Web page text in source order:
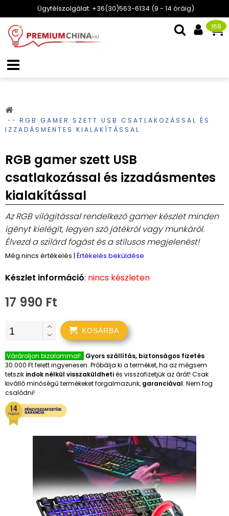
Ügyfélszolgálat: +36(30)563-6134 (9 - 14 óráig)
168
RGB GAMER SZETT USB CSATLAKOZÁSSAL ÉS
IZZADÁSMENTES KIALAKÍTÁSSAL
RGB gamer szett USB
csatlakozással és izzadásmentes
kialakítással
Az RGB világítással rendelkező gamer készlet minden
igényt kielégít, legyen szó játékról vagy munkáról.
Élvezd a szilárd fogást és a stílusos megjelenést!
Még nincs értékelés | Értékelés beküldése
Készlet információ: nincs készleten
17 990 Ft
KOSÁRBA
Várároljon bizalommal!
Gyors szállítás, biztonságos fizetés
30.000 Ft felett ingyenesen. Próbálja ki a terméket, ha az mégsem
tetszik indok nélkül visszaküldhetiés visszafizetjük az árát! Csak
kiválló minőségű termékeket forgalmazunk, garanciával. Nem fog
csalódni!